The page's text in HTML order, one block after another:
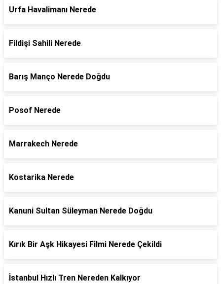
Urfa Havalimanı Nerede
Fildişi Sahili Nerede
Barış Manço Nerede Doğdu
Posof Nerede
Marrakech Nerede
Kostarika Nerede
Kanuni Sultan Süleyman Nerede Doğdu
Kırık Bir Aşk Hikayesi Filmi Nerede Çekildi
İstanbul Hızlı Tren Nereden Kalkıyor